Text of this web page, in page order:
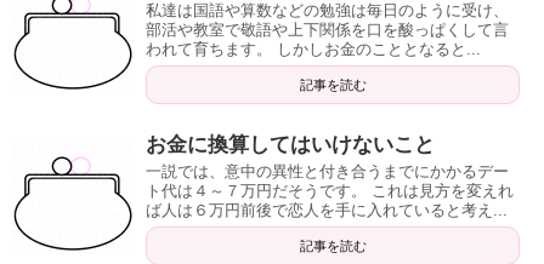
私達は国語や算数などの勉強は毎日のように受け、
部活や教室で敬語や上下関係を口を酸っぱくして言
われて育ちます。 しかしお金のこととなると...
記事を読む
お金に換算してはいけないこと
一説では、意中の異性と付き合うまでにかかるデー
ト代は４～７万円だそうです。 これは見方を変えれ
ば人は６万円前後で恋人を手に入れていると考え...
記事を読む